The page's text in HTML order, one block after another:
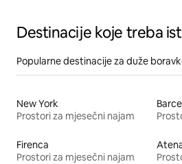
Destinacije koje treba
Popularne destinacije za duže
New York
Prostori za mjesečni najam
Firenca
Prostori za mjesečni najam